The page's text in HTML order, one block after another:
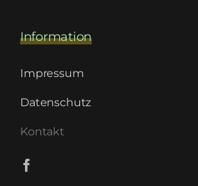
Information
Impressum
Datenschutz
Kontakt